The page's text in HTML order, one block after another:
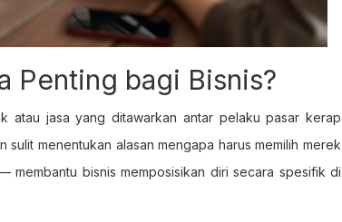
Penting bagi Bisnis?
atau jasa yang ditawarkan antar pelaku pasar kerap
menentukan alasan mengapa harus memilih merek
membantu bisnis memposisikan diri secara spesifik di